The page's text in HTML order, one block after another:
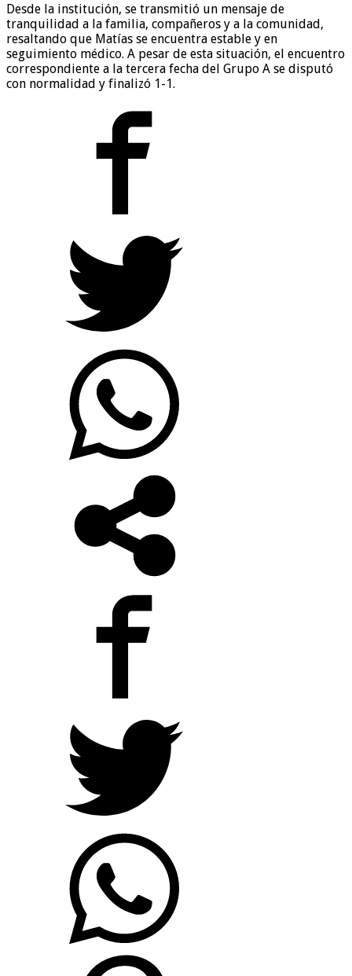
Desde la institución, se transmitió un mensaje de
tranquilidad a la familia, compañeros y a la comunidad,
resaltando que Matías se encuentra estable y en
seguimiento médico. A pesar de esta situación, el encuentro
correspondiente a la tercera fecha del Grupo A se disputó
con normalidad y finalizó 1-1.